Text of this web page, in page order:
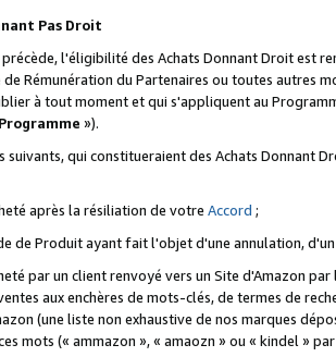
Pas Droit
l'éligibilité des Achats Donnant Droit est
Rémunération du Partenaires ou toutes autres
à tout moment et qui s'appliquent au
»).
suivants, qui constitueraient des Achats Donnant
après la résiliation de votre Accord ;
de Produit ayant fait l'objet d'une annulation,
par un client renvoyé vers un Site d'Amazon
aux enchères de mots-clés, de termes de
(une liste non exhaustive de nos marques
mots (« ammazon », « amaozn » ou « kindel »